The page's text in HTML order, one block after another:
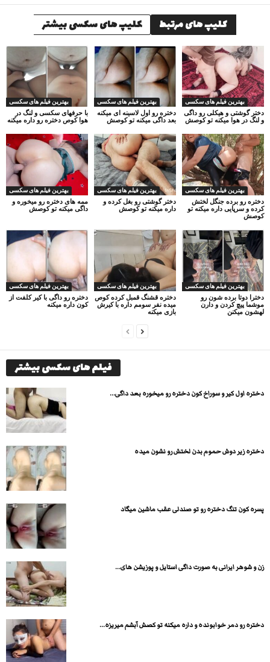
کلیپ های مرتبط کلیپ های سکسی بیشتر
بهترین فیلم های سکسی
با حرفهای سکسی و لنگ در
هوا کوص دختره رو داره میکنه
بهترین فیلم های سکسی
دختره رو اول لاسینه ای میکنه
بعد داگی میکنه تو کوصش
بهترین فیلم های سکسی
دختر گوشتی و هیکلی رو داگی
و لنگ در هوا میکنه تو کوصش
بهترین فیلم های سکسی
ممه های دختره رو میخوره و
داگی میکنه تو کوصش
بهترین فیلم های سکسی
دختر گوشتی رو بغل کرده و
داره میکنه تو کوصش
بهترین فیلم های سکسی
دختره رو برده جنگل لختش
کرده و سرپایی داره میکنه تو
کوصش
بهترین فیلم های سکسی
دختره رو داگی با کیر کلفت از
کون داره میکنه
بهترین فیلم های سکسی
دختره قشنگ قمبل کرده کوص
میده نفر سومم داره با کیرش
بازی میکنه
بهترین فیلم های سکسی
دخترا دوتا برده شون رو
موشما پیچ کردن و دارن
لهشون میکنن
فیلم های سکسی بیشتر
دختره اول کیر و سوراخ کون دختره رو میخوره بعد داگی...
دختره زیر دوش حموم بدن لختش رو نشون میده
پسره کون تنگ دختره رو تو صندلی عقب ماشین میگاد
زن و شوهر ایرانی به صورت داگی استایل و پوزیشن های...
دختره رو دمر خوابونده و داره میکنه تو کصش آبشم میریزه...